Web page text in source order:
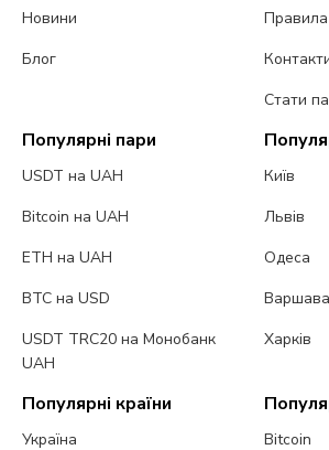
Новини
Блог
Правила
Стати
Популярні пари
USDT на UAH
Bitcoin на UAH
ETH на UAH
BTC на USD
USDT TRC20 на Монобанк
UAH
Київ
Львів
Одеса
Варшава
Харків
Популярні країни
Україна Bitcoin